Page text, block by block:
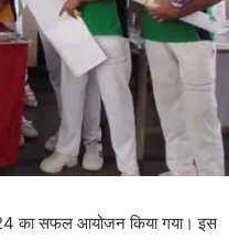
का सफल आयोजन किया गया। इस